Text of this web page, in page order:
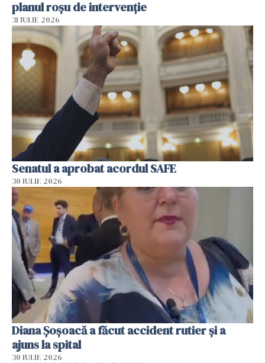
planul roșu de intervenție
31 IULIE 2026
Senatul a aprobat acordul SAFE
30 IULIE 2026
Diana Șoșoacă a făcut accident rutier și a
ajuns la spital
30 IULIE 2026